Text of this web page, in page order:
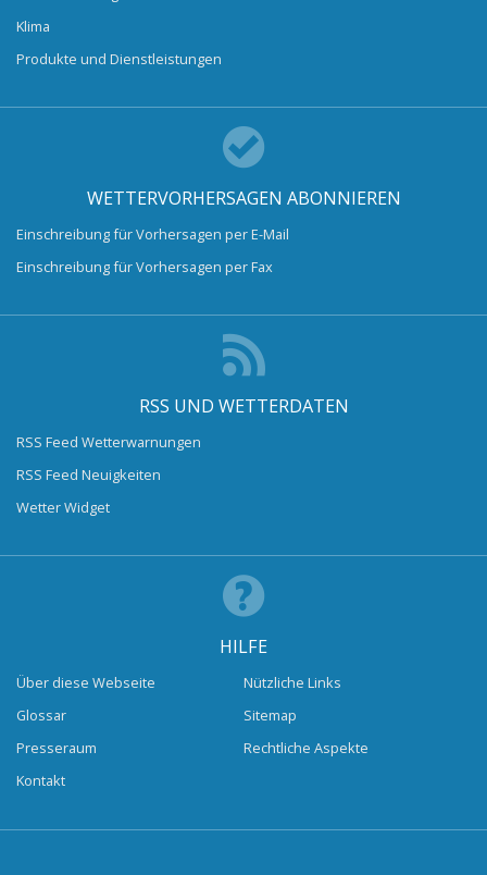
Klima
Produkte und Dienstleistungen
WETTERVORHERSAGEN ABONNIEREN
Einschreibung für Vorhersagen per E-Mail
Einschreibung für Vorhersagen per Fax
RSS UND WETTERDATEN
RSS Feed Wetterwarnungen
RSS Feed Neuigkeiten
Wetter Widget
HILFE
Über diese Webseite
Glossar
Presseraum
Kontakt
Nützliche Links
Sitemap
Rechtliche Aspekte